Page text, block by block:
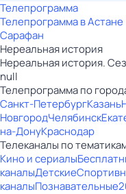
Телепрограмма
Телепрограмма в Астане
Сарафан
Нереальная история
Нереальная история.
null
Телепрограмма по
Санкт-ПетербургКазань
НовгородЧелябинск
на-ДонуКраснодар
Телеканалы по
Кино и сериалы
каналыДетские
каналыПознавательные